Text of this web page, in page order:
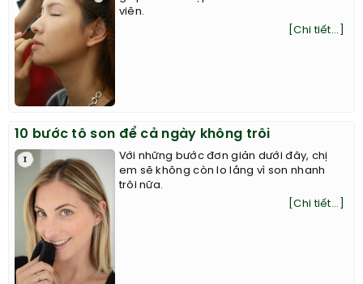
viên.
[Chi tiết...]
10 bước tô son để cả ngày không trôi
Với những bước đơn giản dưới đây, chị
em sẽ không còn lo lắng vì son nhanh
trôi nữa.
[Chi tiết...]